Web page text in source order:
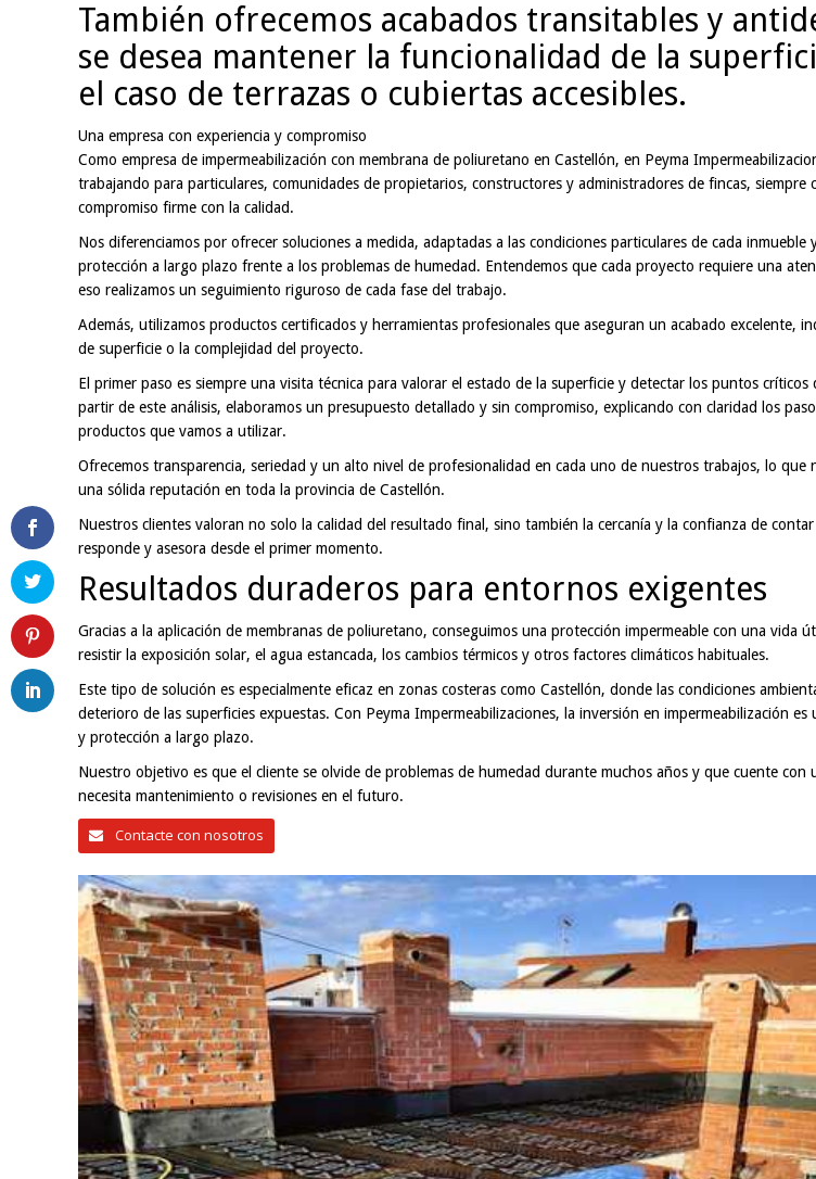
También ofrecemos acabados transitables y
se desea mantener la funcionalidad de la
el caso de terrazas o cubiertas accesibles.
Una empresa con experiencia y compromiso
Como empresa de impermeabilización con membrana de poliuretano en Castellón, en Peyma
trabajando para particulares, comunidades de propietarios, constructores y administradores de fincas, siempre
compromiso firme con la calidad.
Nos diferenciamos por ofrecer soluciones a medida, adaptadas a las condiciones particulares de cada inmueble
protección a largo plazo frente a los problemas de humedad. Entendemos que cada proyecto requiere una
eso realizamos un seguimiento riguroso de cada fase del trabajo.
Además, utilizamos productos certificados y herramientas profesionales que aseguran un acabado excelente,
de superficie o la complejidad del proyecto.
El primer paso es siempre una visita técnica para valorar el estado de la superficie y detectar los puntos
partir de este análisis, elaboramos un presupuesto detallado y sin compromiso, explicando con claridad los
productos que vamos a utilizar.
Ofrecemos transparencia, seriedad y un alto nivel de profesionalidad en cada uno de nuestros trabajos, lo que
una sólida reputación en toda la provincia de Castellón.
Nuestros clientes valoran no solo la calidad del resultado final, sino también la cercanía y la confianza de
responde y asesora desde el primer momento.
Resultados duraderos para entornos exigentes
Gracias a la aplicación de membranas de poliuretano, conseguimos una protección impermeable con una vida
resistir la exposición solar, el agua estancada, los cambios térmicos y otros factores climáticos habituales.
Este tipo de solución es especialmente eficaz en zonas costeras como Castellón, donde las condiciones
deterioro de las superficies expuestas. Con Peyma Impermeabilizaciones, la inversión en impermeabilización
y protección a largo plazo.
Nuestro objetivo es que el cliente se olvide de problemas de humedad durante muchos años y que cuente con
necesita mantenimiento o revisiones en el futuro.
Contacte con nosotros